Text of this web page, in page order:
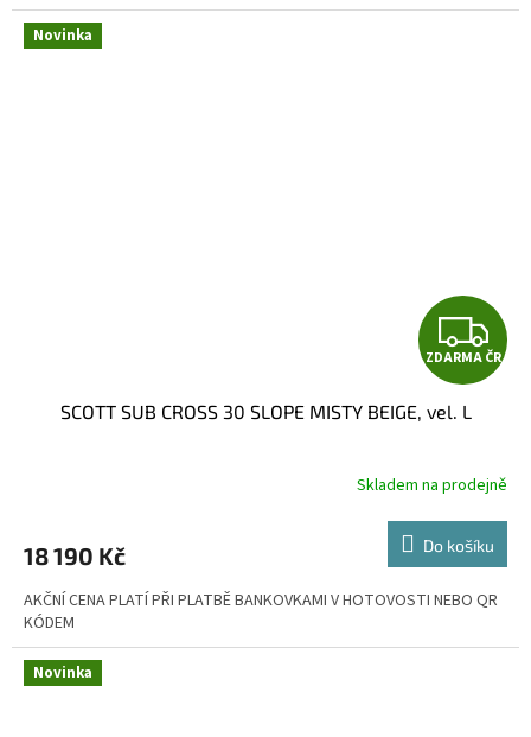
Novinka
Z
D
R
M
A
ZDARMA ČR
SCOTT SUB CROSS 30 SLOPE MISTY BEIGE, vel. L
Skladem na prodejně
18 190 Kč Do košíku
AKČNÍ CENA PLATÍ PŘI PLATBĚ BANKOVKAMI V HOTOVOSTI NEBO QR
KÓDEM
Novinka